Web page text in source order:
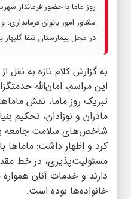
روز ماما با حضور فرماندار
مشاور امور بانوان
در محل بیمارستان شفا گلبهار
به گزارش کلام تازه به نقل
این مراسم، امان‌الله
تبریک روز ماما، نقش
مادران و نوزادان، تحکیم
شاخص‌های سلامت جامعه
کرد و اظهار داشت: ماماها
مسئولیت‌پذیری، در خط
دارند و خدمات آنان
خانواده‌ها بوده است.